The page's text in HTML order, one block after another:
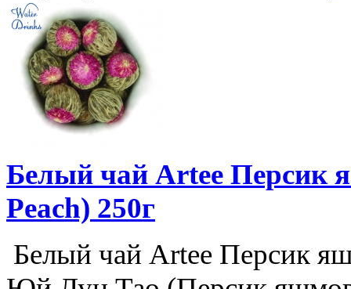
Белый чай Artee Персик
Peach) 250г
Белый чай Artee Персик